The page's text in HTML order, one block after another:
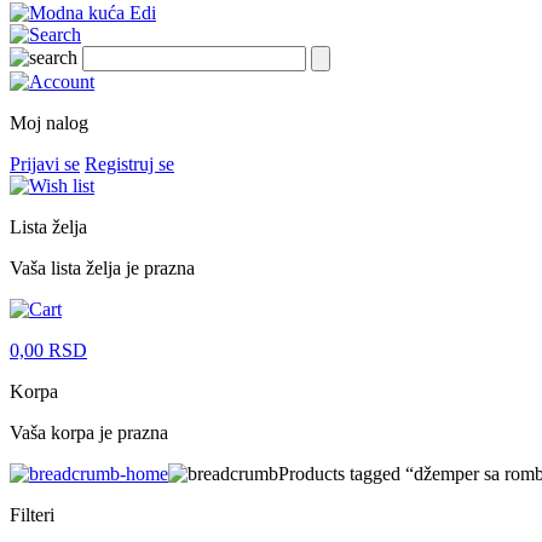
Moj nalog
Prijavi se Registruj se
Lista želja
Vaša lista želja je prazna
0,00 RSD
Korpa
Vaša korpa je prazna
Products tagged “džemper sa
Filteri